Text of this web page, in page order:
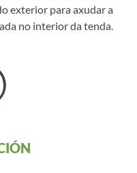
exterior para axudar a
no interior da tenda.